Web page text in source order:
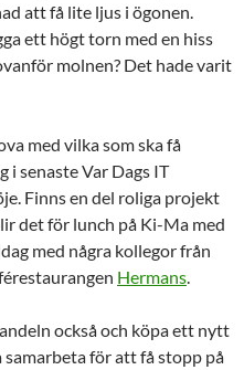
att få lite ljus i ögonen.
ett högt torn med en hiss
molnen? Det hade varit
med vilka som ska få
i senaste Var Dags IT
Finns en del roliga projekt
det för lunch på Ki-Ma med
med några kollegor från
Hermans.
också och köpa ett nytt
samarbeta för att få stopp på